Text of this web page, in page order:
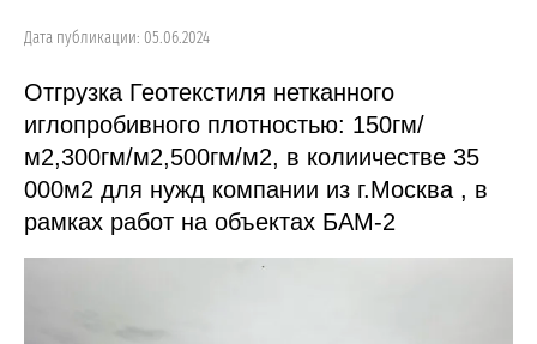
Дата публикации: 05.06.2024
Отгрузка Геотекстиля нетканного
иглопробивного плотностью: 150гм/
м2,300гм/м2,500гм/м2, в колиичестве 35
000м2 для нужд компании из г.Москва , в
рамках работ на объектах БАМ-2